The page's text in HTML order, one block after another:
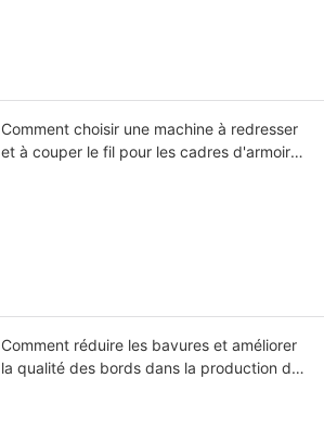
Comment choisir une machine à redresser
et à couper le fil pour les cadres d'armoires
Comment réduire les bavures et améliorer
la qualité des bords dans la production de